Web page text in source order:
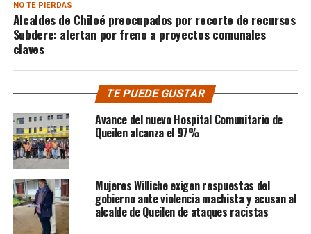
NO TE PIERDAS
Alcaldes de Chiloé preocupados por recorte de recursos
Subdere: alertan por freno a proyectos comunales
claves
TE PUEDE GUSTAR
Avance del nuevo Hospital Comunitario de
Queilen alcanza el 97%
Mujeres Williche exigen respuestas del
gobierno ante violencia machista y acusan al
alcalde de Queilen de ataques racistas